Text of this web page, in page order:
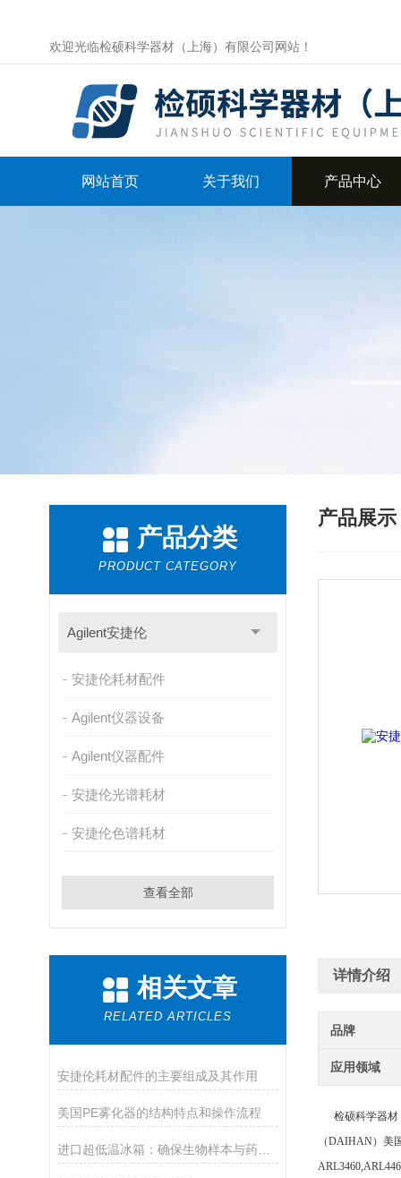
欢迎光临检硕科学器材（上海）有限公司网站！
网站首页 关于我们 产品中心
产品分类
PRODUCT CATEGORY
Agilent安捷伦
安捷伦耗材配件
Agilent仪器设备
Agilent仪器配件
安捷伦光谱耗材
安捷伦色谱耗材
查看全部
相关文章
RELATED ARTICLES
安捷伦耗材配件的主要组成及其作用
美国PE雾化器的结构特点和操作流程
产品展示
详情介绍
品牌
应用领域
检硕科学器材
（DAIHAN）美